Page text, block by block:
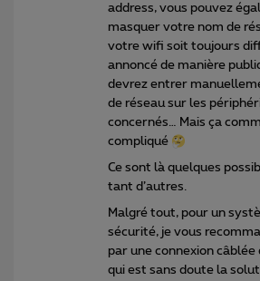
address, vous pouvez
masquer votre nom de
votre wifi soit toujours
annoncé de manière
devrez entrer
de réseau sur les
concernés… Mais ça
compliqué
Ce sont là quelques
tant d’autres.
Malgré tout, pour un
sécurité, je vous
par une connexion
qui est sans doute la